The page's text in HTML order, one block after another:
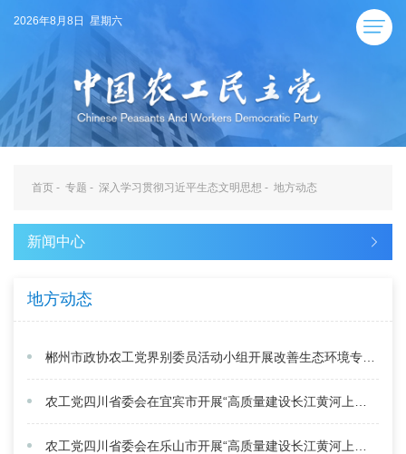
2026年8月8日 星期六
首页 - 专题 - 深入学习贯彻习近平生态文明思想 - 地方动态
新闻中心
地方动态
郴州市政协农工党界别委员活动小组开展改善生态环境专项民主监督
农工党四川省委会在宜宾市开展“高质量建设长江黄河上游支流生态廊道”重点考察调研
农工党四川省委会在乐山市开展“高质量建设长江黄河上游支流生态廊道”重点考察调研